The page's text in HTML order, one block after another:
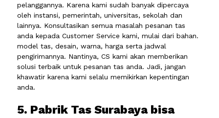
pelanggannya. Karena kami sudah banyak dipercaya
oleh instansi, pemerintah, universitas, sekolah dan
lainnya. Konsultasikan semua masalah pesanan tas
anda kepada Customer Service kami, mulai dari bahan.
model tas, desain, warna, harga serta jadwal
pengirimannya. Nantinya, CS kami akan memberikan
solusi terbaik untuk pesanan tas anda. Jadi, jangan
khawatir karena kami selalu memikirkan kepentingan
anda.
5. Pabrik Tas Surabaya bisa